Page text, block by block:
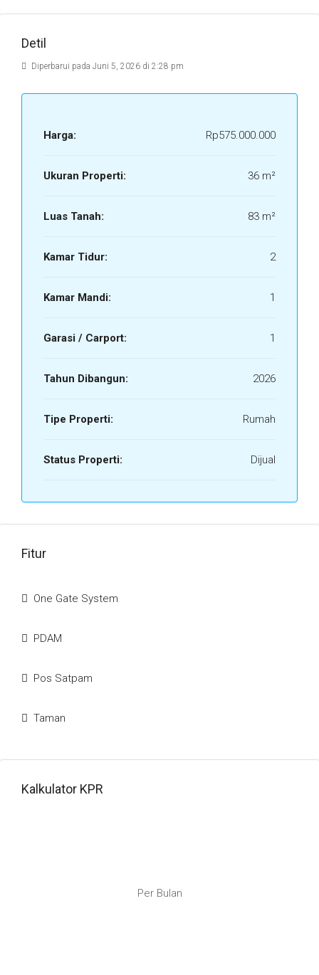
Detil
Diperbarui pada Juni 5, 2026 di 2:28 pm
Harga: Rp575.000.000
Ukuran Properti: 36 m²
Luas Tanah: 83 m²
Kamar Tidur: 2
Kamar Mandi: 1
Garasi / Carport: 1
Tahun Dibangun: 2026
Tipe Properti: Rumah
Status Properti: Dijual
Fitur
One Gate System
PDAM
Pos Satpam
Taman
Kalkulator KPR
Per Bulan